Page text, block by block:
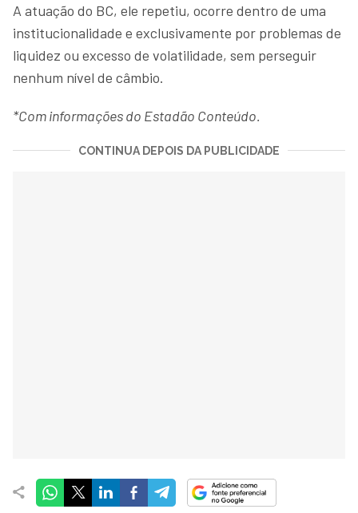
A atuação do BC, ele repetiu, ocorre dentro de uma
institucionalidade e exclusivamente por problemas de
liquidez ou excesso de volatilidade, sem perseguir
nenhum nível de câmbio.
*Com informações do Estadão Conteúdo.
CONTINUA DEPOIS DA PUBLICIDADE